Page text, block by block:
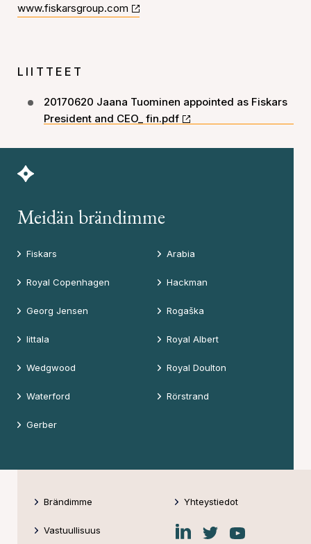
www.fiskarsgroup.com
LIITTEET
20170620 Jaana Tuominen appointed as Fiskars
President and CEO_ fin.pdf
Meidän brändimme
Fiskars
Royal Copenhagen
Georg Jensen
Iittala
Wedgwood
Waterford
Gerber
Arabia
Hackman
Rogaška
Royal Albert
Royal Doulton
Rörstrand
Brändimme
Vastuullisuus
Yhteystiedot
FiskarsFiskarsFiskars